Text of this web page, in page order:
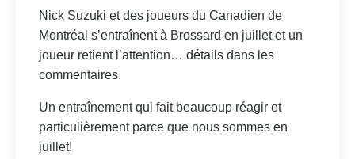
Nick Suzuki et des joueurs du Canadien de
Montréal s’entraînent à Brossard en juillet et un
joueur retient l’attention… détails dans les
commentaires.
Un entraînement qui fait beaucoup réagir et
particulièrement parce que nous sommes en
juillet!